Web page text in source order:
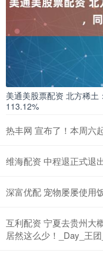
美通美股票配资 北方稀
113.12%
热丰网 宣布了！本周六
维海配资 中程退正式退
深富优配 宠物屡屡使用
互利配资 宁夏去贵州大
居然这么少！_Day_王